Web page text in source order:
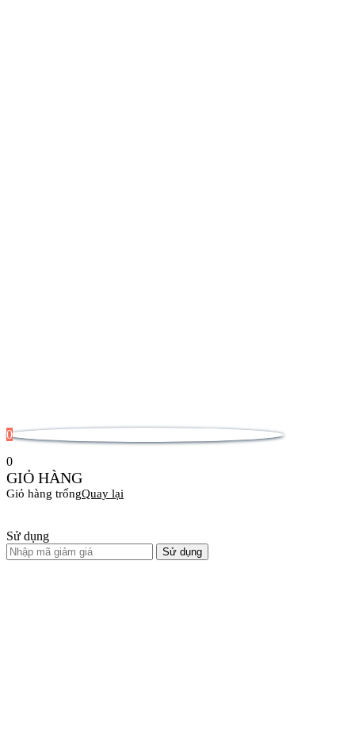
0
0
GIỎ HÀNG
Giỏ hàng trốngQuay lại
Sử dụng
Sử dụng